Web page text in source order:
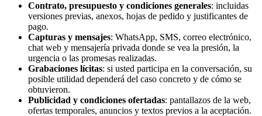
Contrato, presupuesto y condiciones generales: incluidas
versiones previas, anexos, hojas de pedido y justificantes de
pago.
Capturas y mensajes: WhatsApp, SMS, correo electrónico,
chat web y mensajería privada donde se vea la presión, la
urgencia o las promesas realizadas.
Grabaciones lícitas: si usted participa en la conversación, su
posible utilidad dependerá del caso concreto y de cómo se
obtuvieron.
Publicidad y condiciones ofertadas: pantallazos de la web,
ofertas temporales, anuncios y textos previos a la aceptación.